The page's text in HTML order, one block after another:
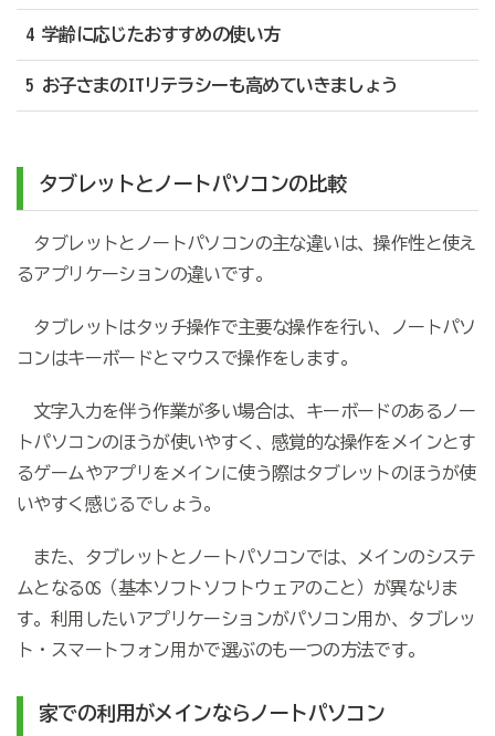
4 学齢に応じたおすすめの使い方
5 お子さまのITリテラシーも高めていきましょう
タブレットとノートパソコンの比較
タブレットとノートパソコンの主な違いは、操作性と使え
るアプリケーションの違いです。
タブレットはタッチ操作で主要な操作を行い、ノートパソ
コンはキーボードとマウスで操作をします。
文字入力を伴う作業が多い場合は、キーボードのあるノー
トパソコンのほうが使いやすく、感覚的な操作をメインとす
るゲームやアプリをメインに使う際はタブレットのほうが使
いやすく感じるでしょう。
また、タブレットとノートパソコンでは、メインのシステ
ムとなるOS（基本ソフトソフトウェアのこと）が異なりま
す。利用したいアプリケーションがパソコン用か、タブレッ
ト・スマートフォン用かで選ぶのも一つの方法です。
家での利用がメインならノートパソコン